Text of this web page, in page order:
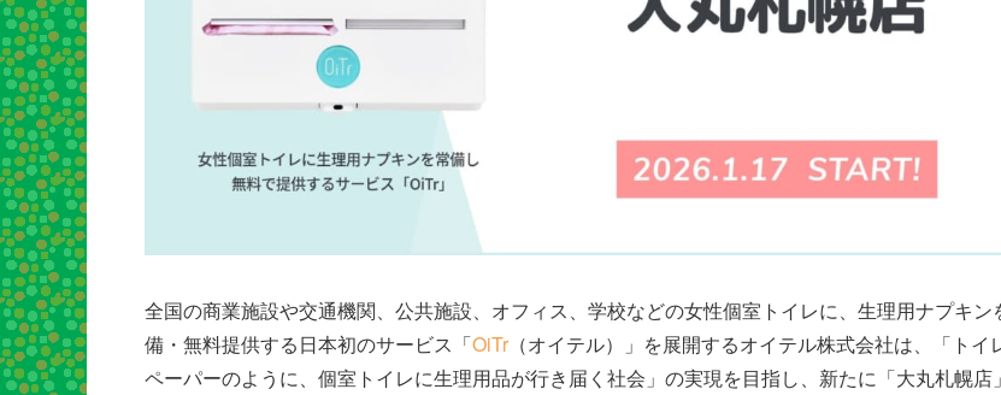
全国の商業施設や交通機関、公共施設、オフィス、学校などの女性個室トイレに、生理用ナプキン
備・無料提供する日本初のサービス「OiTr （オイテル）」を展開するオイテル株式会社は、「トイ
ペーパーのように、個室トイレに生理用品が行き届く社会」の実現を目指し、新たに「大丸札幌店